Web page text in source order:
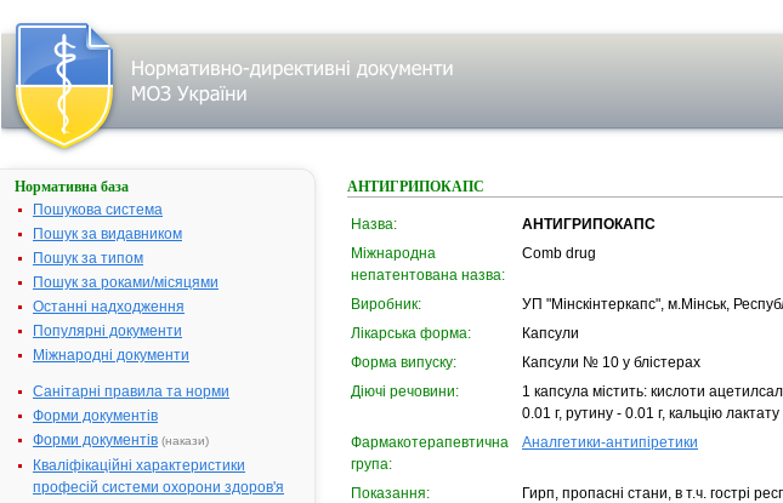
Нормативна база
Пошукова система
Пошук за видавником
Пошук за типом
Пошук за роками/місяцями
Останні надходження
Популярні документи
Міжнародні документи
Санітарні правила та норми
Форми документів
Форми документів (накази)
Кваліфікаційні характеристики
професій системи охорони здоров'я
АНТИГРИПОКАПС
Назва:
АНТИГРИПОКАПС
Міжнародна
непатентована назва:
Comb drug
Виробник:
УП "Мінскінтеркапс", м.Мінськ,
Лікарська форма:
Капсули
Форма випуску:
Капсули № 10 у блістерах
Діючі речовини:
1 капсула містить: кислоти
0.01 г, рутину - 0.01 г, кальцію лактату
Фармакотерапевтична
група:
Аналгетики-антипіретики
Показання:
Гирп, пропасні стани, в т.ч. гострі